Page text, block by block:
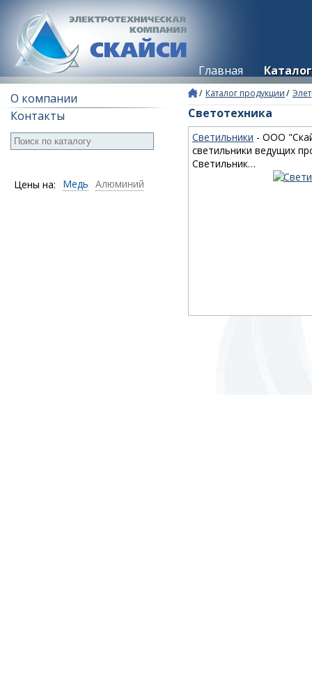
Главная
Каталог продукции
Светотехника
Светильники - ООО
светильники ведущих
Светильник…
О компании
Контакты
Цены на: Медь Алюминий